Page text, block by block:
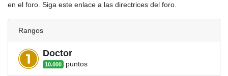
en el foro. Siga este enlace a las directrices del foro.
Rangos
Doctor
10.000 puntos